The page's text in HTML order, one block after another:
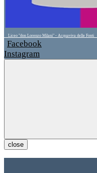
Liceo "don Lorenzo Milani" - Acquaviva delle Fonti
Facebook
Instagram
close